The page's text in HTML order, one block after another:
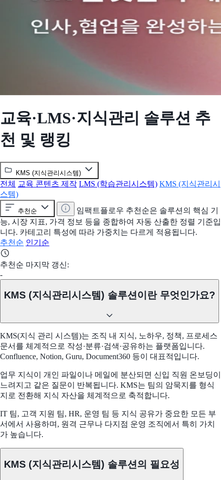
교육·LMS·지식관리 솔루션 추
천 및 랭킹
KMS (지식관리시스템)
전체 교육 콘텐츠 제작 LMS (학습관리시스템) KMS (지식관리시
스템)
추천순
임팩트플로우 추천순은 솔루션의 핵심 기
능, 시장 지표, 가격 정보 등을 종합하여 자동 산출한 정렬 기준입
니다. 카테고리 특성에 따라 가중치는 다르게 적용됩니다.
추천순 인기순
추천순 마지막 갱신:
-
KMS (지식관리시스템) 솔루션이란 무엇인가요?
KMS(지식 관리 시스템)는 조직 내 지식, 노하우, 정책, 프로세스
문서를 체계적으로 작성·분류·검색·공유하는 플랫폼입니다.
Confluence, Notion, Guru, Document360 등이 대표적입니다.
업무 지식이 개인 파일이나 메일에 분산되면 신입 직원 온보딩이
느려지고 같은 질문이 반복됩니다. KMS는 팀의 암묵지를 형식
지로 전환해 지식 자산을 체계적으로 축적합니다.
IT 팀, 고객 지원 팀, HR, 운영 팀 등 지식 공유가 중요한 모든 부
서에서 사용하며, 원격 근무나 다지점 운영 조직에서 특히 가치
가 높습니다.
KMS (지식관리시스템) 솔루션의 필요성